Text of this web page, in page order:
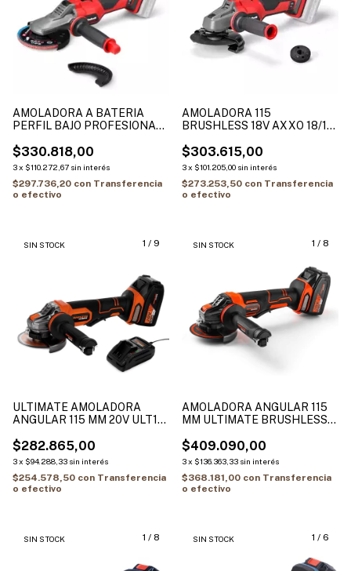
AMOLADORA A BATERIA
PERFIL BAJO PROFESIONAL
$330.818,00
3x $110.272,67 sin interés
$297.736,20 con Transferencia
o efectivo
AMOLADORA 115
BRUSHLESS 18V AXXO 18/115
$303.615,00
3x $101.205,00 sin interés
$273.253,50 con Transferencia
o efectivo
1 / 9
SIN STOCK
ULTIMATE AMOLADORA
ANGULAR 115 MM 20V ULT115
$282.865,00
3x $94.288,33 sin interés
$254.578,50 con Transferencia
o efectivo
1 / 8
SIN STOCK
AMOLADORA ANGULAR 115
MM ULTIMATE BRUSHLESS
$409.090,00
3x $136.363,33 sin interés
$368.181,00 con Transferencia
o efectivo
1 / 8
SIN STOCK 1 / 6
SIN STOCK